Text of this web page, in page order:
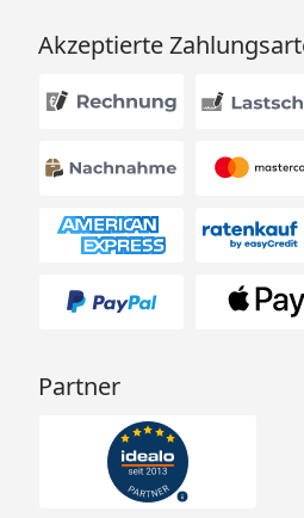
Akzeptierte
Partner